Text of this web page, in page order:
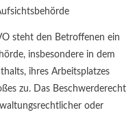
steht den Betroffenen ein
insbesondere in dem
ihres Arbeitsplatzes
zu. Das Beschwerderecht
oder